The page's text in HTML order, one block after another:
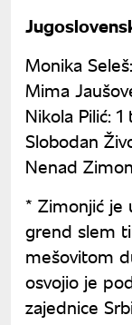
Monika
Mima
Nikola Pilić:
Slobodan
Nenad
* Zimonjić je
grend slem
mešovitom
osvojio je
zajednice